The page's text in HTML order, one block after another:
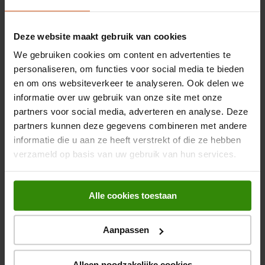
Deze website maakt gebruik van cookies
We gebruiken cookies om content en advertenties te
personaliseren, om functies voor social media te bieden
en om ons websiteverkeer te analyseren. Ook delen we
informatie over uw gebruik van onze site met onze
partners voor social media, adverteren en analyse. Deze
partners kunnen deze gegevens combineren met andere
informatie die u aan ze heeft verstrekt of die ze hebben
verzameld op basis van uw gebruik van hun services.
Alle cookies toestaan
Aanpassen
Hoogte
Breedte 26 cm
Diepte 18,9 cm
Gewicht
Algemene eigenschappen
Ingebouwd display
Afneembaar deksel
Beoordelingen
Selecteer hieronder een rij om beoordelingen te filteren.
0 sterren sterren
0
0 sterrensterren
0 sterrensterren
0
0
0 sterrensterren
0
0 sterrensterren
0
ALGEMENE SCORE
0.0